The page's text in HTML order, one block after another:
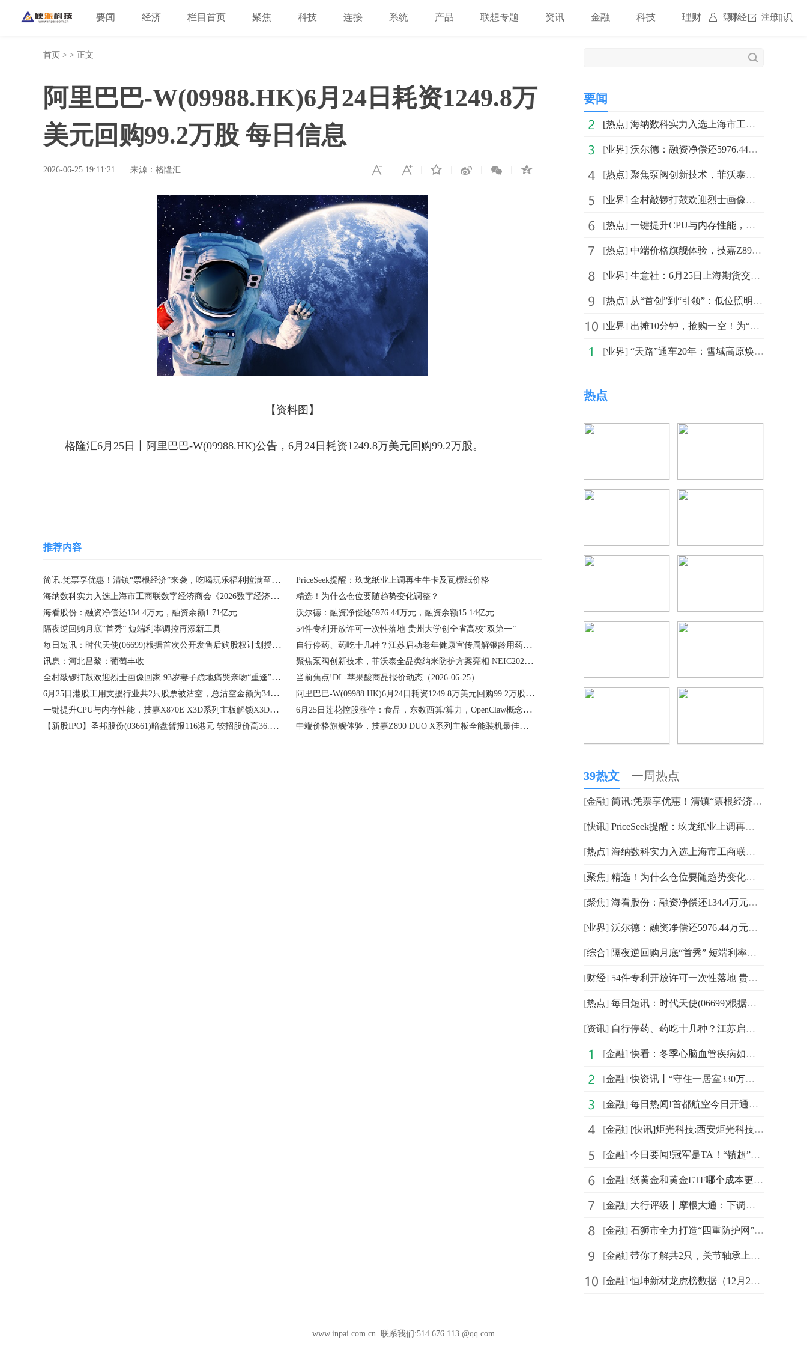
登录 注册
要闻 经济 栏目首页 聚焦 科技 连接 系统 产品 联想专题 资讯 金融 科技 理财 财经 知识
首页 > > 正文
阿里巴巴-W(09988.HK)6月24日耗资1249.8万
美元回购99.2万股 每日信息
2026-06-25 19:11:21 来源：格隆汇
【资料图】
格隆汇6月25日丨阿里巴巴-W(09988.HK)公告，6月24日耗资1249.8万美元回购99.2万股。
推荐内容
简讯:凭票享优惠！清镇“票根经济”来袭，吃喝玩乐福利拉满至10月底 PriceSeek提醒：玖龙纸业上调再生牛卡及瓦楞纸价格
海纳数科实力入选上海市工商联数字经济商会《2026数字经济实践案例集》
精选！为什么仓位要随趋势变化调整？
海看股份：融资净偿还134.4万元，融资余额1.71亿元
沃尔德：融资净偿还5976.44万元，融资余额15.14亿元
隔夜逆回购月底“首秀” 短端利率调控再添新工具
54件专利开放许可一次性落地 贵州大学创全省高校“双第一”
每日短讯：时代天使(06699)根据首次公开发售后购股权计划授出55,964 份购股权 自行停药、药吃十几种？江苏启动老年健康宣传周解银龄用药难题
讯息：河北昌黎：葡萄丰收
聚焦泵阀创新技术，菲沃泰全品类纳米防护方案亮相 NEIC2026 常州大会
全村敲锣打鼓欢迎烈士画像回家 93岁妻子跪地痛哭亲吻“重逢”丈夫
当前焦点!DL-苹果酸商品报价动态（2026-06-25）
6月25日港股工用支援行业共2只股票被沽空，总沽空金额为3432.21万港元
阿里巴巴-W(09988.HK)6月24日耗资1249.8万美元回购99.2万股 每日信息
一键提升CPU与内存性能，技嘉X870E X3D系列主板解锁X3D完整体验
6月25日莲花控股涨停：食品，东数西算/算力，OpenClaw概念概念热股 每日热文
【新股IPO】圣邦股份(03661)暗盘暂报116港元 较招股价高36.15%
中端价格旗舰体验，技嘉Z890 DUO X系列主板全能装机最佳搭配
要闻
[热点] 海纳数科实力入选上海市工商联数字经济商会《2026数字经济实践案例集》
[业界] 沃尔德：融资净偿还5976.44万元，融资余额15.14亿元
[热点] 聚焦泵阀创新技术，菲沃泰全品类纳米防护方案亮相 NEIC2026 常州大会
[业界] 全村敲锣打鼓欢迎烈士画像回家 93岁妻子跪地痛哭亲吻“重逢”丈夫
[热点] 一键提升CPU与内存性能，技嘉X870E X3D系列主板解锁X3D完整体验
[热点] 中端价格旗舰体验，技嘉Z890 DUO X系列主板全能装机最佳搭配
[业界] 生意社：6月25日上海期货交易所期锌库存119228吨_每日信息
[热点] 从“首创”到“引领”：低位照明赛道的中国定义者 ——深圳杰力赛以品类开创者之姿，揽获国际殊荣，主导低位照明中国标准体系建设
[业界] 出摊10分钟，抢购一空！为“荷”这么火？
[业界] “天路”通车20年：雪域高原焕发发展新机-每日速读
热点
39热文 一周热点
[金融] 简讯:凭票享优惠！清镇“票根经济”来袭，吃喝玩乐福利拉满至10月底
[快讯] PriceSeek提醒：玖龙纸业上调再生牛卡及瓦楞纸价格
[热点] 海纳数科实力入选上海市工商联数字经济商会《2026数字经济实践案例集》
[聚焦] 精选！为什么仓位要随趋势变化调整？
[聚焦] 海看股份：融资净偿还134.4万元，融资余额1.71亿元
[业界] 沃尔德：融资净偿还5976.44万元，融资余额15.14亿元
[综合] 隔夜逆回购月底“首秀” 短端利率调控再添新工具
[财经] 54件专利开放许可一次性落地 贵州大学创全省高校“双第一”
[热点] 每日短讯：时代天使(06699)根据首次公开发售后购股权计划授出55,964 份购股权
[资讯] 自行停药、药吃十几种？江苏启动老年健康宣传周解银龄用药难题
[金融]快看：冬季心脑血管疾病如何预防？
[金融]快资讯丨“守住一居室330万元”！北京二手房市场现“保价联盟”，但有房源275万元成交
[金融] 每日热闻!首都航空今日开通海口往返珠海航线
[金融] [快讯]炬光科技:西安炬光科技股份有限公司股东减持股份计划
[金融] 今日要闻!冠军是TA！“镇超”迎大结局，句容队点球3:2夺冠
[金融] 纸黄金和黄金ETF哪个成本更低？
[金融] 大行评级丨摩根大通：下调太平洋航运目标价至2.7港元 重申“增持”评级 焦点速读
[金融] 石狮市全力打造“四重防护网”筑牢工贸企业有限空间作业安全屏障
[金融] 带你了解共2只，关节轴承上市公司龙头股（收藏）（2025/12/22）|速递
[金融]恒坤新材龙虎榜数据（12月23日）
www.inpai.com.cn 联系我们:514 676 113 @qq.com